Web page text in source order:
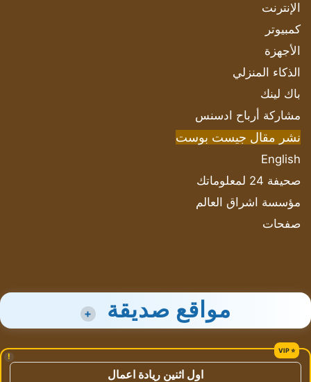
الإنترنت
كمبيوتر
الأجهزة
الذكاء المنزلي
باك لينك
مشاركة أرباح ادسنس
نشر مقال جيست بوست
English
صحيفة 24 لمعلوماتك
مؤسسة اشراق العالم
صفحات
مواقع صديقة +
!
اول اثنين ريادة اعمال